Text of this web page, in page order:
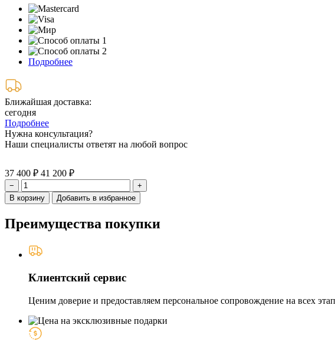
Подробнее
Ближайшая доставка:
сегодня
Подробнее
Нужна консультация?
Наши специалисты ответят на любой вопрос
37 400 ₽ 41 200 ₽
−
+
В корзину
Добавить в избранное
Преимущества покупки
Клиентский сервис
Ценим доверие и предоставляем персональное сопровождение на всех